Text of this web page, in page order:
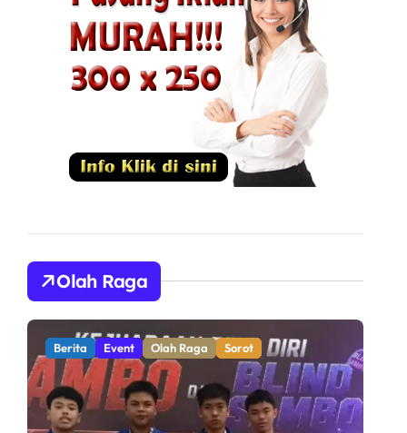
Olah Raga
Berita Olah Raga Sorot